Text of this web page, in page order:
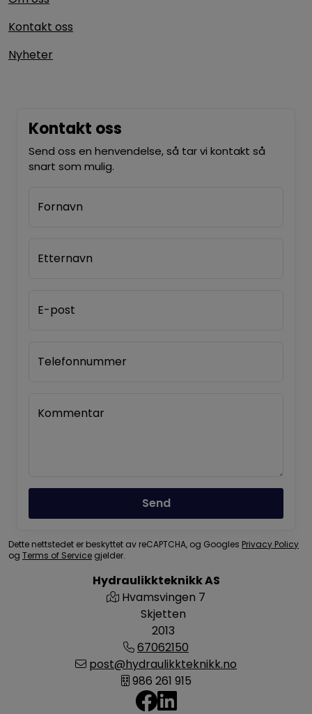
Hydraulikkteknikk AS
Hvamsvingen 7
Skjetten
2013
67062150
post@hydraulikkteknikk.no
986 261 915
Kontakt oss
Nyheter
Kontakt oss
Send oss en henvendelse, så tar vi kontakt så
snart som mulig.
Fornavn
Etternavn
E-post
Telefonnummer
Kommentar
Send
Dette nettstedet er beskyttet av reCAPTCHA, og Googles Privacy Policy
og Terms of Service gjelder.